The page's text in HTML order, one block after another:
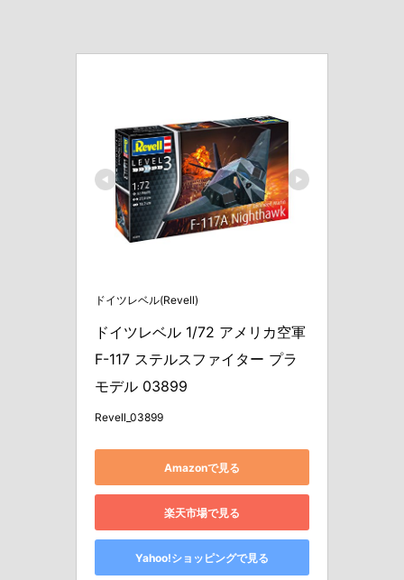
ドイツレベル(Revell)
ドイツレベル 1/72 アメリカ空軍
F-117 ステルスファイター プラ
モデル 03899
Revell_03899
Amazonで見る
楽天市場で見る
Yahoo!ショッピングで見る